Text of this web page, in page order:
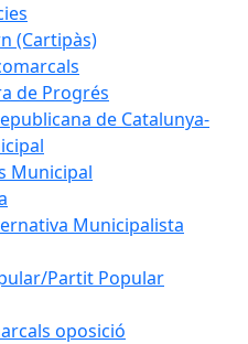
(Cartipàs)
de Progrés
de Catalunya-
Municipal
Municipalista
Partit Popular
oposició